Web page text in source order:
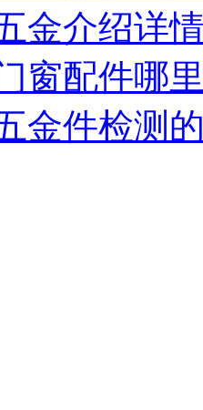
金介绍详
窗配件哪
金件检测